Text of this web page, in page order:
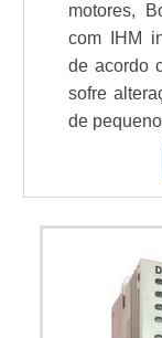
motores,
com IHM
de acordo
sofre
de